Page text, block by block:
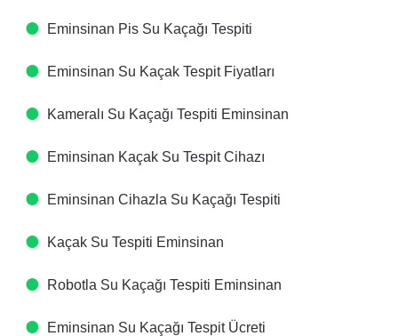
Eminsinan Pis Su Kaçağı Tespiti​
Eminsinan Su Kaçak Tespit Fiyatları​
Kameralı Su Kaçağı Tespiti​ Eminsinan
Eminsinan Kaçak Su Tespit Cihazı​
Eminsinan Cihazla Su Kaçağı Tespiti​
Kaçak Su Tespiti​ Eminsinan
Robotla Su Kaçağı Tespiti​ Eminsinan
Eminsinan Su Kaçağı Tespit Ücreti​